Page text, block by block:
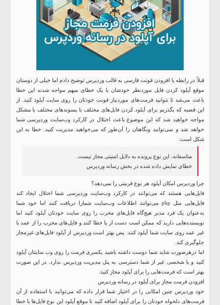
قبلاً در رابطه با افزودن فونت فارسی به قالب وردپرس توضیح دادم اما خیلی از دوستان
موقع آپلود کردن فایل موردنظر خودشان با یک خطای مبهم مواجه شدند این خطا
باعث می‌شد تا نتوانید فرمت‌های موردنیاز فونت خودتان را روی سایت آپلود کنید. از
این قضیه که بگذریم برای آپلود کردن فایل‌های مختلف با پسوندهای مختلف با مشکل
مواجه خواهید شد که این موضوع باعث اختلال در کارکرد وب‌سایت وردپرسی شما
خواهد شد و نمی‌توانید وبگاهتان را آن‌طور که می‌خواهید مدیریت کنید.
خطا به این
شکل است:
متاسفانه، این نوع پرونده به دلایل امنیتی مجاز نیست.
خطای نمایش داده شده در بخش رسانهوردپرس
چرا وردپرس امکان آپلود هر نوع فرمتی را نمی‌دهد؟
فایل‌هایی هستند که می‌توانند در کارکرد وب‌سایت وردپرسی شما اختلال ایجاد کند
فایل‌هایی مثل php می‌توانند اطلاعات وب‌سایت شمارا دریافت کنند اما خود شما
به‌عنوان یک فرد مدیر هیچ‌گاه فایل‌های مخرب را روی سایت خودتان آپلود کنید اما
نویسنده‌هایی دارید که ممکن است دست از پا خطا کنند و فایل‌های مخرب را از عمد یا
غیر عمد روی سایت شما آپلود کنند. پس بهتر استوردپرس از آپلود فایل‌های غیرمجاز
جلوگیری کند.
اما درهرصورت شاید شما دوست داشته باشید یکسری فرمت را روی وب سایتتان آپلود
کنید و یا شخصی غیر از شما دسترسی به پنل مدیریت وردپرس ندارد. در این صورت
بهتر است که فرمت‌هایی را برای آپلود مجاز کنید.
افزودن فرمت مجاز برای آپلود در رسانه وردپرس
خود وردپرس چنین امکانی را در اختیار شما قرار داده که می‌توانید با استفاده از آن
فرمت‌های دلخواه خودتان را برای آپلود اضافه کنید تا موقع آپلود این نوع فایل‌ها با خطا